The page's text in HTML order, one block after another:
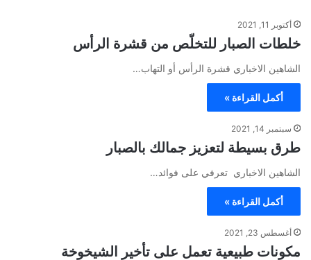
أكتوبر 11, 2021
خلطات الصبار للتخلّص من قشرة الرأس
الشاهين الاخباري قشرة الرأس أو التهاب…
أكمل القراءة »
سبتمبر 14, 2021
طرق بسيطة لتعزيز جمالك بالصبار
الشاهين الاخباري تعرفي على فوائد…
أكمل القراءة »
أغسطس 23, 2021
مكونات طبيعية تعمل على تأخير الشيخوخة